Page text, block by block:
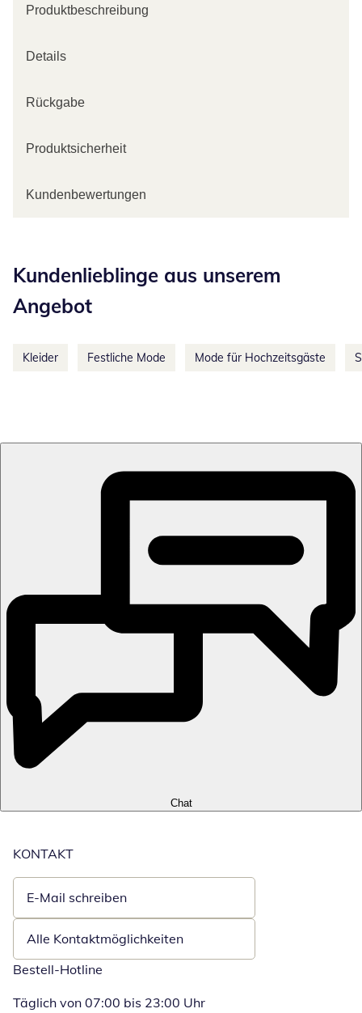
Produktbeschreibung
Details
Rückgabe
Produktsicherheit
Kundenbewertungen
Kundenlieblinge aus unserem
Angebot
Kleider Festliche Mode Mode für Hochzeitsgäste
Chat
KONTAKT
E-Mail schreiben
Öffnet E-Mail-Client
Alle Kontaktmöglichkeiten
Bestell-Hotline
Täglich von 07:00 bis 23:00 Uhr